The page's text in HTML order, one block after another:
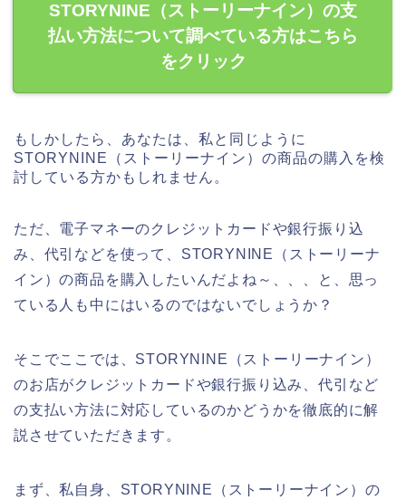
STORYNINE（ストーリーナイン）の支
払い方法について調べている方はこちら
をクリック
もしかしたら、あなたは、私と同じように
STORYNINE（ストーリーナイン）の商品の購入を検
討している方かもしれません。
ただ、電子マネーのクレジットカードや銀行振り込
み、代引などを使って、STORYNINE（ストーリーナ
イン）の商品を購入したいんだよね～、、、と、思っ
ている人も中にはいるのではないでしょうか？
そこでここでは、STORYNINE（ストーリーナイン）
のお店がクレジットカードや銀行振り込み、代引など
の支払い方法に対応しているのかどうかを徹底的に解
説させていただきます。
まず、私自身、STORYNINE（ストーリーナイン）の